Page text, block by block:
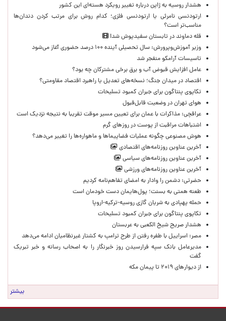
هشدار روسیه به ژاپن درباره تغییر رویکرد هسته‌ای این کشور
ارتودنسی نامرئی یا ارتودنسی فلزی؛ کدام روش برای مرتب کردن دندان‌ها
مناسب‌تر است؟
قله دماوند در تابستان سفیدپوش شد!
وزیر آموزش‌وپرورش: سال تحصیلی آینده ۱۰۰ درصد حضوری آغاز می‌شود
تاسیسات آرامکو منفجر شد
عامل افزایش قبوض آب و برق برخی مشترکان چه بود؟
اقتصاد در میدان جنگ؛ نسخه‌های تعدیل یا راهبرد اقتصاد مقاومتی؟
تکاپوی پنتاگون برای جبران کمبود تسلیحات
هوای تهران در وضعیت قابل‌قبول
عراقچی: مذاکرات با عمان برای تعیین مسیر موقت تقریبا به نتیجه نزدیک است
اشتباهات مراقبت از پوست در روزهای گرم
هوش مصنوعی چگونه عملیات فضاپیماها و ماهواره‌ها را تغییر می‌دهد؟
آخرین عناوین روزنامه‌های اقتصادی
آخرین عناوین روزنامه‌های سیاسی
آخرین عناوین روزنامه‌های ورزشی
حضرتی: دشمن را وادار به امضای تفاهم‌نامه کردیم
طعنه همتی به بسنت؛ پول‌هایمان دست خودمان است
حمله پهپادی به شریان گازی روسیه-ترکیه-اروپا
تکاپوی پنتاگون برای جبران کمبود تسلیحات
هشدار صریح شیخ الکعبی به عربستان
مصر: اسراییل با طفره رفتن از طرح ترامپ به کشتار غیرنظامیان ادامه می‌دهد
مدیرعامل بانک سپه فرارسیدن روز خبرنگار را به اصحاب رسانه و خبر تبریک
گفت
از دیوارهای ۲۰۱۹ تا پیمان مکه
بیشتر